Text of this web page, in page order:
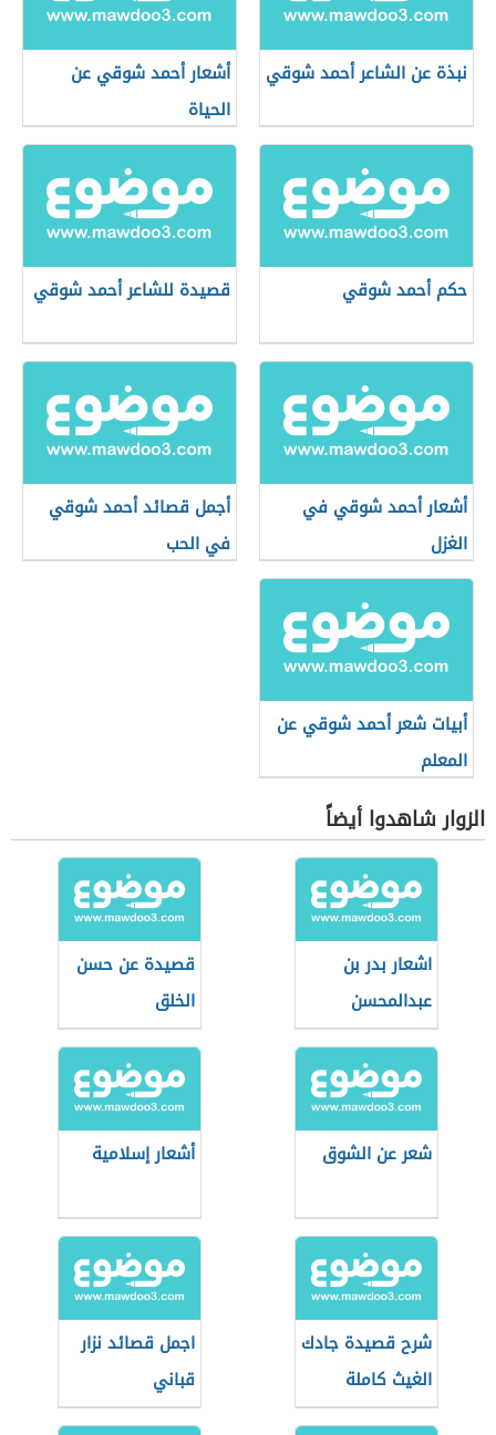
نبذة عن الشاعر أحمد شوقي
أشعار أحمد شوقي عن
الحياة
حكم أحمد شوقي قصيدة للشاعر أحمد شوقي
أشعار أحمد شوقي في
الغزل
أجمل قصائد أحمد شوقي
في الحب
أبيات شعر أحمد شوقي عن
المعلم
الزوار شاهدوا أيضاً
اشعار بدر بن
عبدالمحسن
قصيدة عن حسن
الخلق
شعر عن الشوق أشعار إسلامية
شرح قصيدة جادك
الغيث كاملة
اجمل قصائد نزار
قباني